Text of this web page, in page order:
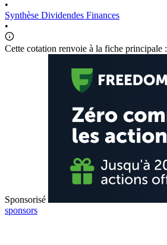
•
Synthèse Dividendes Finances
•
Cette cotation renvoie à la fiche principale :
Sponsorisé
sponsors